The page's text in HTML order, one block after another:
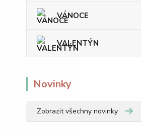
VÁNOCE
VALENTÝN
Novinky
Zobrazit všechny novinky